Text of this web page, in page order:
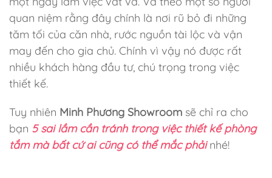
những
công
nghệ
vượt
nào?
quan niệm rằng đây chính là nơi rũ bỏ đi những
tăm tối của căn nhà, rước nguồn tài lộc và vận
may đến cho gia chủ. Chính vì vậy nó được rất
nhiều khách hàng đầu tư, chú trọng trong việc
thiết kế.
Tuy nhiên Minh Phương Showroom sẽ chỉ ra cho
bạn 5 sai lầm cần tránh trong việc thiết kế phòng
tắm mà bất cứ ai cũng có thể mắc phảinhé!